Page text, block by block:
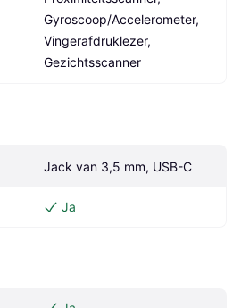
Gyroscoop/Accelerometer,
Vingerafdruklezer,
Gezichtsscanner
Jack van 3,5 mm, USB-C
Ja